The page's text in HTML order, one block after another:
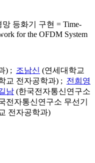
등화기 구현 = Time-
for the OFDM System
) ; 조남신 (연세대학교
교 전자공학과) ; 전희영
남 (한국전자통신연구소
전자통신연구소 무선기
전자공학과)